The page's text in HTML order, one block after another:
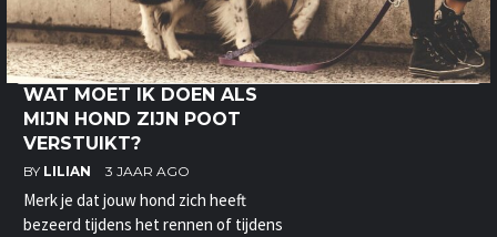
WAT MOET IK DOEN ALS
MIJN HOND ZIJN POOT
VERSTUIKT?
BY LILIAN 3 JAAR AGO
Merk je dat jouw hond zich heeft
bezeerd tijdens het rennen of tijdens